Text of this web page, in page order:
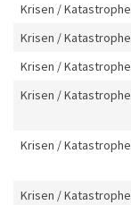
Krisen /
Krisen /
Krisen /
Krisen /
Krisen /
Krisen /